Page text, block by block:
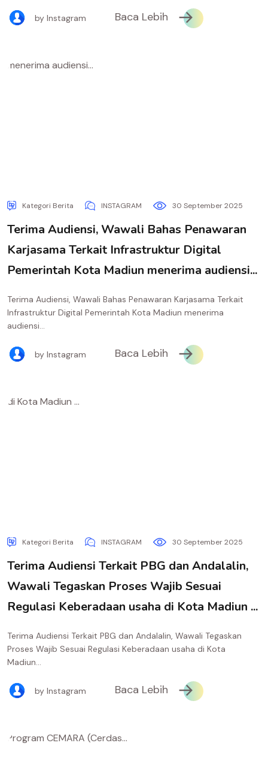
by Instagram Baca Lebih
Kategori Berita INSTAGRAM 30 September 2025
Terima Audiensi, Wawali Bahas Penawaran
Karjasama Terkait Infrastruktur Digital
Pemerintah Kota Madiun menerima audiensi...
Terima Audiensi, Wawali Bahas Penawaran Karjasama Terkait
Infrastruktur Digital Pemerintah Kota Madiun menerima
audiensi...
by Instagram Baca Lebih
Kategori Berita INSTAGRAM 30 September 2025
Terima Audiensi Terkait PBG dan Andalalin,
Wawali Tegaskan Proses Wajib Sesuai
Regulasi Keberadaan usaha di Kota Madiun ...
Terima Audiensi Terkait PBG dan Andalalin, Wawali Tegaskan
Proses Wajib Sesuai Regulasi Keberadaan usaha di Kota
Madiun...
by Instagram Baca Lebih